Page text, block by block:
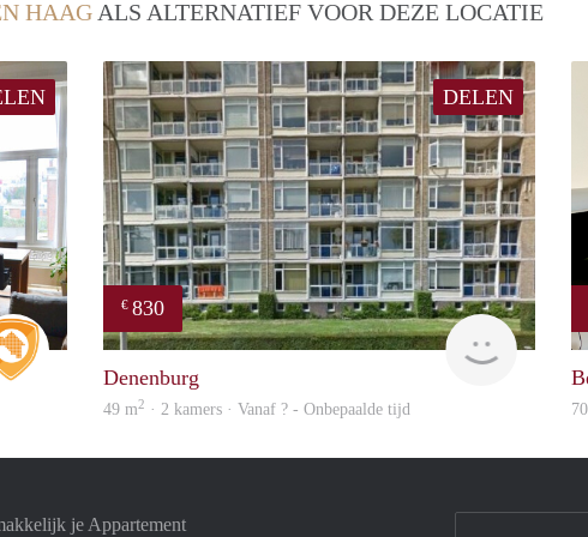
HAAG ALS ALTERNATIEF VOOR DEZE LOCATIE
Real Estate
DELEN
€ 830
finder
Denenburg
49 m2 · 2 kamers · Vanaf ? - Onbepaalde tijd
je Appartement